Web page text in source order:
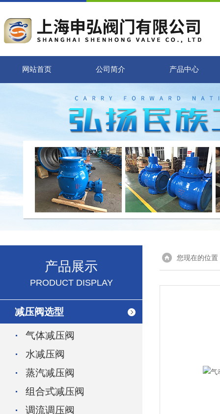
网站首页 公司简介 产品中心
产品展示
PRODUCT DISPLAY
减压阀选型
气体减压阀
水减压阀
蒸汽减压阀
组合式减压阀
调流调压阀
您现在的位置